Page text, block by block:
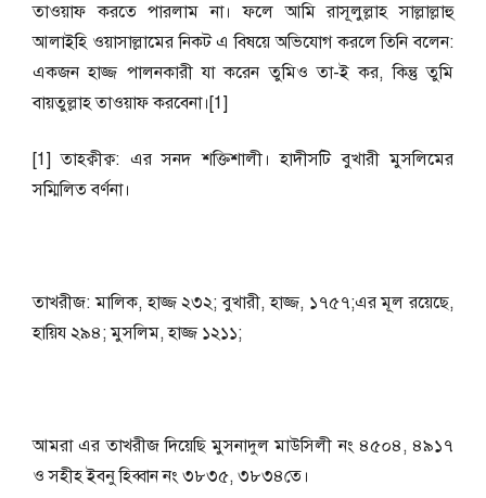
তাওয়াফ করতে পারলাম না। ফলে আমি রাসূলুল্লাহ সাল্লাল্লাহু
আলাইহি ওয়াসাল্লামের নিকট এ বিষয়ে অভিযোগ করলে তিনি বলেন:
একজন হাজ্জ পালনকারী যা করেন তুমিও তা-ই কর, কিন্তু তুমি
বায়তুল্লাহ তাওয়াফ করবেনা।[1]
[1] তাহক্বীক্ব: এর সনদ শক্তিশালী। হাদীসটি বুখারী মুসলিমের
সম্মিলিত বর্ণনা।
তাখরীজ: মালিক, হাজ্জ ২৩২; বুখারী, হাজ্জ, ১৭৫৭;এর মূল রয়েছে,
হায়িয ২৯৪; মুসলিম, হাজ্জ ১২১১;
আমরা এর তাখরীজ দিয়েছি মুসনাদুল মাউসিলী নং ৪৫০৪, ৪৯১৭
ও সহীহ ইবনু হিব্বান নং ৩৮৩৫, ৩৮৩৪তে।